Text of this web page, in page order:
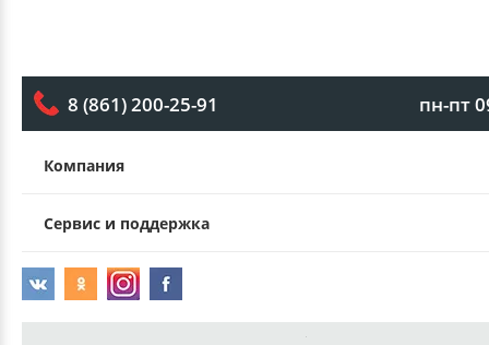
8 (861) 200-25-91 пн-пт
Компания
Сервис и поддержка